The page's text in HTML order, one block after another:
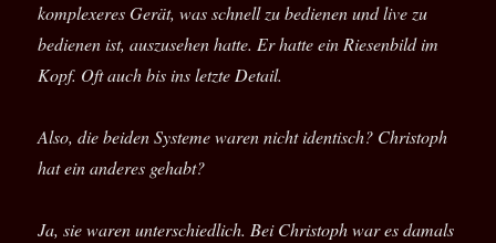
komplexeres Gerät, was schnell zu bedienen und live zu
bedienen ist, auszusehen hatte. Er hatte ein Riesenbild im
Kopf. Oft auch bis ins letzte Detail.
Also, die beiden Systeme waren nicht identisch? Christoph
hat ein anderes gehabt?
Ja, sie waren unterschiedlich. Bei Christoph war es damals